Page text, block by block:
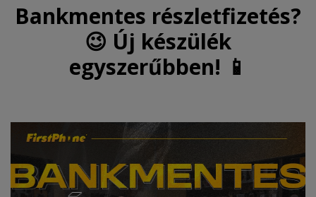
Bankmentes részletfizetés?
😉 Új készülék
egyszerűbben! 📱